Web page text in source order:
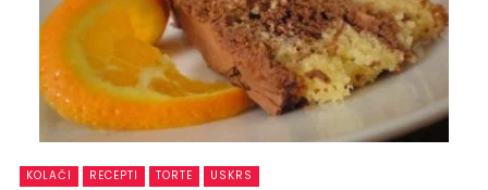
KOLAČI RECEPTI TORTE USKRS